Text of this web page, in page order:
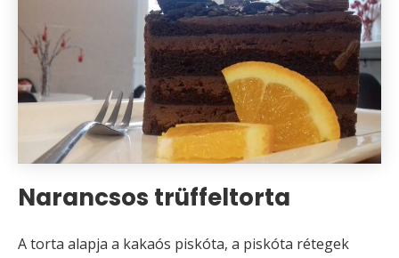
Narancsos trüffeltorta
A torta alapja a kakaós piskóta, a piskóta rétegek